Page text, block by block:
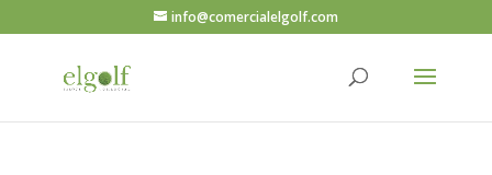
info@comercialelgolf.com